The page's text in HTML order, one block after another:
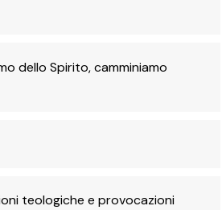
dello Spirito, camminiamo
teologiche e provocazioni